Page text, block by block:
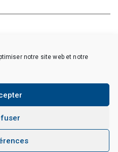
notre site web et notre
des données personnelles